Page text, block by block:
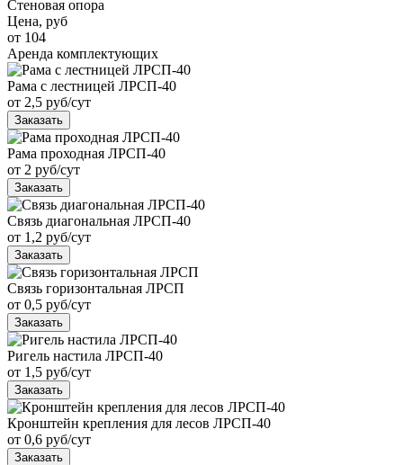
Стеновая опора
Цена, руб
от 104
Аренда комплектующих
Рама с лестницей ЛРСП-40
от 2,5 руб/сут
Заказать
Рама проходная ЛРСП-40
от 2 руб/сут
Заказать
Связь диагональная ЛРСП-40
от 1,2 руб/сут
Заказать
Связь горизонтальная ЛРСП
от 0,5 руб/сут
Заказать
Ригель настила ЛРСП-40
от 1,5 руб/сут
Заказать
Кронштейн крепления для лесов ЛРСП-40
от 0,6 руб/сут
Заказать